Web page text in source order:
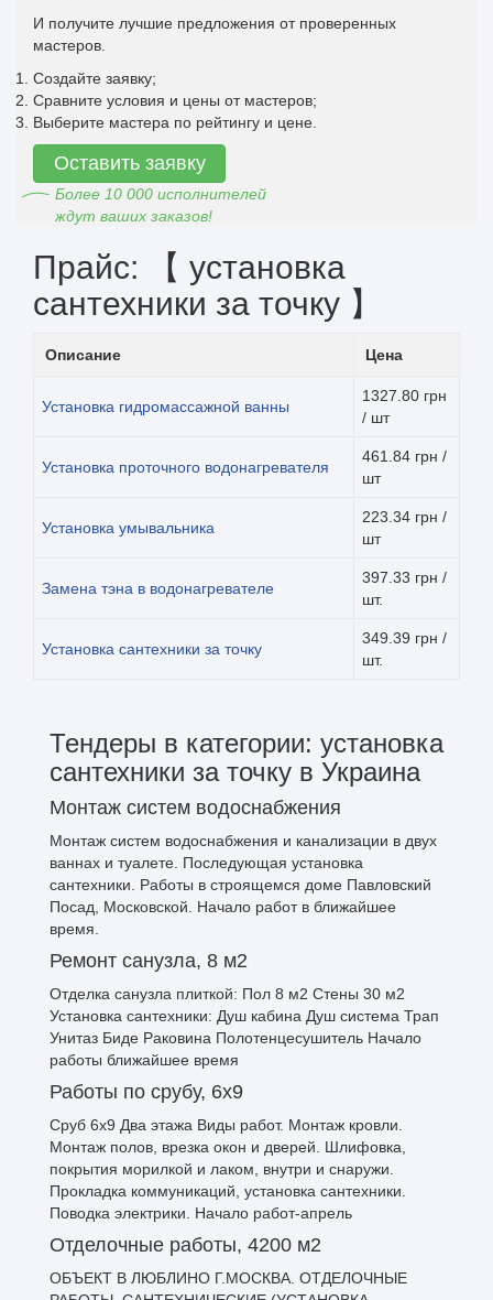
И получите лучшие предложения от проверенных
мастеров.
Создайте заявку;
Сравните условия и цены от мастеров;
Выберите мастера по рейтингу и цене.
Оставить заявку
Более 10 000 исполнителей
ждут ваших заказов!
Прайс: 【 установка
сантехники за точку 】
Описание Цена
Установка гидромассажной ванны
1327.80 грн
/ шт
Установка проточного водонагревателя
461.84 грн /
шт
Установка умывальника
223.34 грн /
шт
Замена тэна в водонагревателе
397.33 грн /
шт.
Установка сантехники за точку
349.39 грн /
шт.
Тендеры в категории: установка
сантехники за точку в Украина
Монтаж систем водоснабжения
Монтаж систем водоснабжения и канализации в двух
ваннах и туалете. Последующая установка
сантехники. Работы в строящемся доме Павловский
Посад, Московской. Начало работ в ближайшее
время.
Ремонт санузла, 8 м2
Отделка санузла плиткой: Пол 8 м2 Стены 30 м2
Установка сантехники: Душ кабина Душ система Трап
Унитаз Биде Раковина Полотенцесушитель Начало
работы ближайшее время
Работы по срубу, 6х9
Сруб 6х9 Два этажа Виды работ. Монтаж кровли.
Монтаж полов, врезка окон и дверей. Шлифовка,
покрытия морилкой и лаком, внутри и снаружи.
Прокладка коммуникаций, установка сантехники.
Поводка электрики. Начало работ-апрель
Отделочные работы, 4200 м2
ОБЪЕКТ В ЛЮБЛИНО Г.МОСКВА. ОТДЕЛОЧНЫЕ